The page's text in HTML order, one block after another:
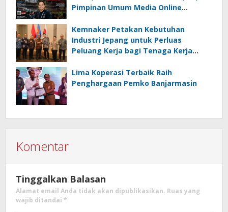
Pimpinan Umum Media Online
Kemnaker Petakan Kebutuhan
Industri Jepang untuk Perluas
Peluang Kerja bagi Tenaga Kerja
Lima Koperasi Terbaik Raih
Penghargaan Pemko Banjarmasin
Komentar
Tinggalkan Balasan
Alamat email Anda tidak akan dipublikasikan. Ruas yang
wajib ditandai *